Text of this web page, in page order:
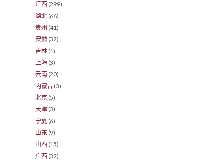
江西 (299)
湖北 (66)
贵州 (41)
安徽 (32)
吉林 (1)
上海 (3)
云南 (20)
内蒙古 (3)
北京 (5)
天津 (3)
宁夏 (6)
山东 (9)
山西 (15)
广西 (32)